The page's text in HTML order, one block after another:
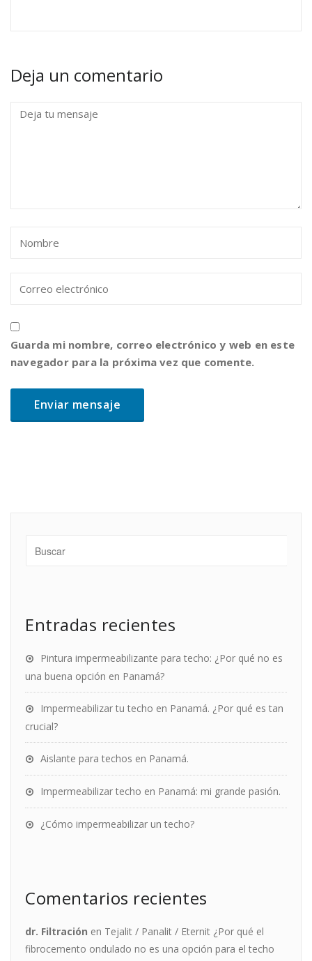
Deja un comentario
Guarda mi nombre, correo electrónico y web en este
navegador para la próxima vez que comente.
Entradas recientes
Pintura impermeabilizante para techo: ¿Por qué no es
una buena opción en Panamá?
Impermeabilizar tu techo en Panamá. ¿Por qué es tan
crucial?
Aislante para techos en Panamá.
Impermeabilizar techo en Panamá: mi grande pasión.
¿Cómo impermeabilizar un techo?
Comentarios recientes
dr. Filtración en Tejalit / Panalit / Eternit ¿Por qué el
fibrocemento ondulado no es una opción para el techo